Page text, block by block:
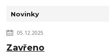
Novinky
05.12.2025
Zavřeno